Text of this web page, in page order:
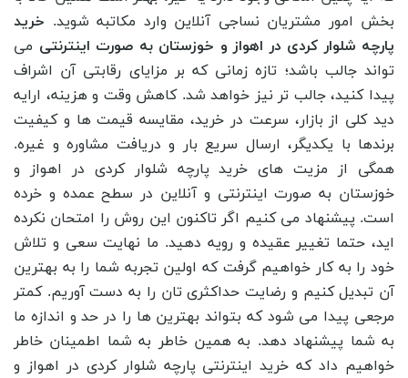
بخش امور مشتریان نساجی آنلاین وارد مکاتبه شوید. خرید
پارچه شلوار کردی در اهواز و خوزستان به صورت اینترنتی می
تواند جالب باشد؛ تازه زمانی که بر مزایای رقابتی آن اشراف
پیدا کنید، جالب تر نیز خواهد شد. کاهش وقت و هزینه، ارایه
دید کلی از بازار، سرعت در خرید، مقایسه قیمت ها و کیفیت
برندها با یکدیگر، ارسال سریع بار و دریافت مشاوره و غیره.
همگی از مزیت های خرید پارچه شلوار کردی در اهواز و
خوزستان به صورت اینترنتی و آنلاین در سطح عمده و خرده
است. پیشنهاد می کنیم اگر تاکنون این روش را امتحان نکرده
اید، حتما تغییر عقیده و رویه دهید. ما نهایت سعی و تلاش
خود را به کار خواهیم گرفت که اولین تجربه شما را به بهترین
آن تبدیل کنیم و رضایت حداکثری تان را به دست آوریم. کمتر
مرجعی پیدا می شود که بتواند بهترین ها را در حد و اندازه ما
به شما پیشنهاد دهد. به همین خاطر به شما اطمینان خاطر
خواهیم داد که خرید اینترنتی پارچه شلوار کردی در اهواز و